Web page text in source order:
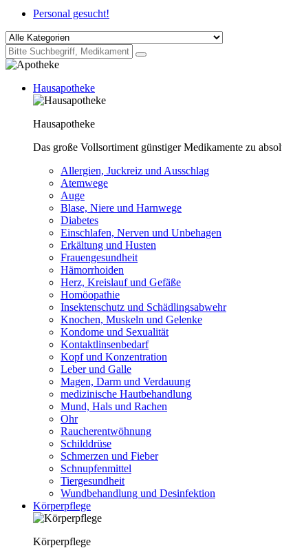
Personal gesucht!
Hausapotheke
Hausapotheke
Das große Vollsortiment günstiger Medikamente zu
Allergien, Juckreiz und Ausschlag
Atemwege
Auge
Blase, Niere und Harnwege
Diabetes
Einschlafen, Nerven und Unbehagen
Erkältung und Husten
Frauengesundheit
Hämorrhoiden
Herz, Kreislauf und Gefäße
Homöopathie
Insektenschutz und Schädlingsabwehr
Knochen, Muskeln und Gelenke
Kondome und Sexualität
Kontaktlinsenbedarf
Kopf und Konzentration
Leber und Galle
Magen, Darm und Verdauung
medizinische Hautbehandlung
Mund, Hals und Rachen
Ohr
Raucherentwöhnung
Schilddrüse
Schmerzen und Fieber
Schnupfenmittel
Tiergesundheit
Wundbehandlung und Desinfektion
Körperpflege
Körperpflege